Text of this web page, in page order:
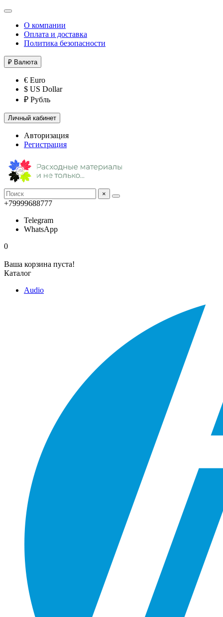
О компании
Оплата и доставка
Политика безопасности
₽ Валюта
€ Euro
$ US Dollar
₽ Рубль
Личный кабинет
Авторизация
Регистрация
×
+79999688777
Telegram
WhatsApp
0
Ваша корзина пуста!
Каталог
Audio